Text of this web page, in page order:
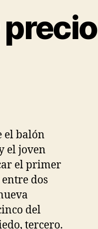
el balón
el joven
el primer
dos
del
tercero.